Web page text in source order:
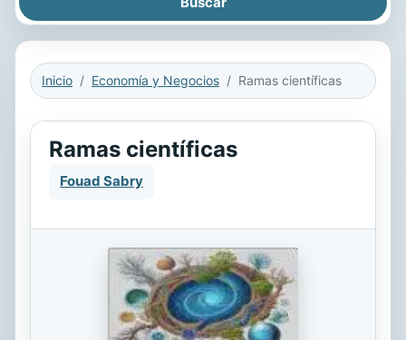
Inicio Economía y Negocios Ramas científicas
Ramas científicas
Fouad Sabry